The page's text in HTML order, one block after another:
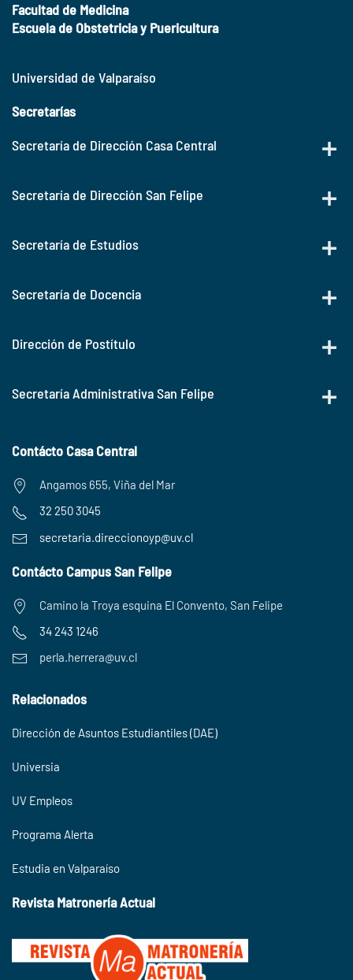
Facultad de Medicina
Escuela de Obstetricia y Puericultura
Universidad de Valparaíso
Secretarías
Secretaría de Dirección Casa Central
Secretaría de Dirección San Felipe
Secretaría de Estudios
Secretaría de Docencia
Dirección de Postítulo
Secretaría Administrativa San Felipe
Contácto Casa Central
Angamos 655, Viña del Mar
32 250 3045
secretaria.direccionoyp@uv.cl
Contácto Campus San Felipe
Camino la Troya esquina El Convento, San Felipe
34 243 1246
perla.herrera@uv.cl
Relacionados
Dirección de Asuntos Estudiantiles (DAE)
Universia
UV Empleos
Programa Alerta
Estudia en Valparaíso
Revista Matronería Actual